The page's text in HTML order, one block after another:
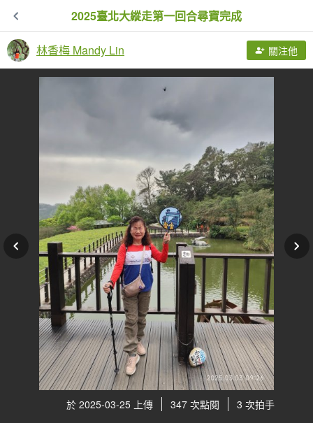
2025臺北大縱走第一回合尋寶完成
林香梅 Mandy Lin 關注他
於 2025-03-25 上傳 347 次點閱 3 次拍手